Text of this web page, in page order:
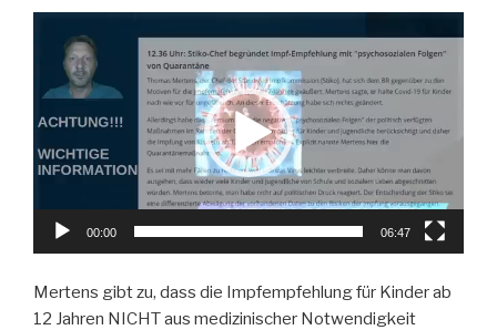
Player
00:00 06:47
Mertens gibt zu, dass die Impfempfehlung für Kinder ab
12 Jahren NICHT aus medizinischer Notwendigkeit